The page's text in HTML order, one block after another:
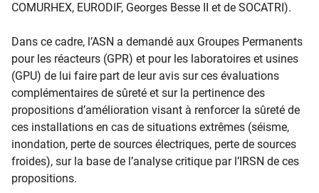
COMURHEX, EURODIF, Georges Besse II et de SOCATRI).
Dans ce cadre, l’ASN a demandé aux Groupes Permanents
pour les réacteurs (GPR) et pour les laboratoires et usines
(GPU) de lui faire part de leur avis sur ces évaluations
complémentaires de sûreté et sur la pertinence des
propositions d’amélioration visant à renforcer la sûreté de
ces installations en cas de situations extrêmes (séisme,
inondation, perte de sources électriques, perte de sources
froides), sur la base de l’analyse critique par l’IRSN de ces
propositions.